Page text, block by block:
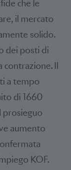
che le
il mercato
solido.
dei posti di
contrazione. Il
a tempo
di 1660
prosieguo
aumento
KOF.